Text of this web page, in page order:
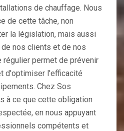
de chauffage. Nous
de cette tâche, non
la législation, mais aussi
nos clients et de nos
régulier permet de prévenir
d'optimiser l'efficacité
Chez Sos
à ce que cette obligation
en nous appuyant
compétents et